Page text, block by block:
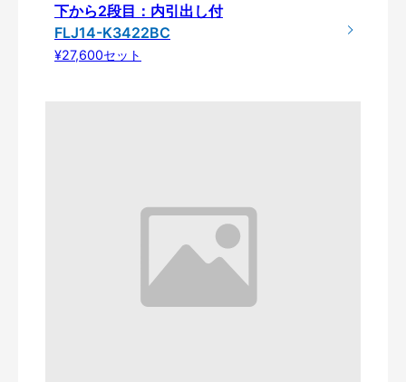
下から2段目：内引出し付
FLJ14-K3422BC
¥27,600セット